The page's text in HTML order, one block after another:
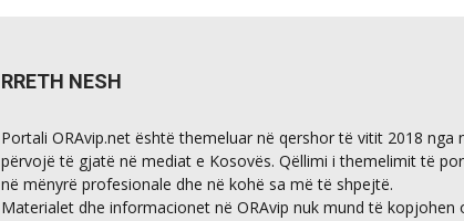
RRETH NESH
Portali ORAvip.net është themeluar në qershor të vitit 2018
përvojë të gjatë në mediat e Kosovës. Qëllimi i themelimit të
në mënyrë profesionale dhe në kohë sa më të shpejtë.
Materialet dhe informacionet në ORAvip nuk mund të